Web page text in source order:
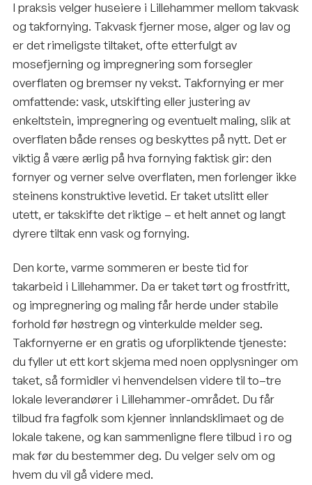
I praksis velger huseiere i Lillehammer mellom takvask
og takfornying. Takvask fjerner mose, alger og lav og
er det rimeligste tiltaket, ofte etterfulgt av
mosefjerning og impregnering som forsegler
overflaten og bremser ny vekst. Takfornying er mer
omfattende: vask, utskifting eller justering av
enkeltstein, impregnering og eventuelt maling, slik at
overflaten både renses og beskyttes på nytt. Det er
viktig å være ærlig på hva fornying faktisk gir: den
fornyer og verner selve overflaten, men forlenger ikke
steinens konstruktive levetid. Er taket utslitt eller
utett, er takskifte det riktige – et helt annet og langt
dyrere tiltak enn vask og fornying.
Den korte, varme sommeren er beste tid for
takarbeid i Lillehammer. Da er taket tørt og frostfritt,
og impregnering og maling får herde under stabile
forhold før høstregn og vinterkulde melder seg.
Takfornyerne er en gratis og uforpliktende tjeneste:
du fyller ut ett kort skjema med noen opplysninger om
taket, så formidler vi henvendelsen videre til to–tre
lokale leverandører i Lillehammer-området. Du får
tilbud fra fagfolk som kjenner innlandsklimaet og de
lokale takene, og kan sammenligne flere tilbud i ro og
mak før du bestemmer deg. Du velger selv om og
hvem du vil gå videre med.